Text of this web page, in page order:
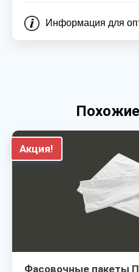
Информация для
Акция!
Фасовочные пакеты